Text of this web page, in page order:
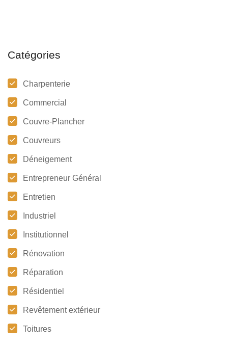
Catégories
Charpenterie
Commercial
Couvre-Plancher
Couvreurs
Déneigement
Entrepreneur Général
Entretien
Industriel
Institutionnel
Rénovation
Réparation
Résidentiel
Revêtement extérieur
Toitures